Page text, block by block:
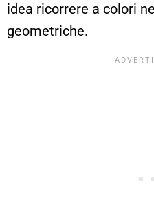
idea ricorrere a colori
geometriche.